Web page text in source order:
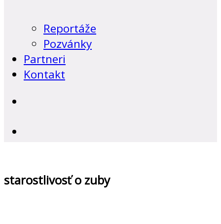
Reportáže
Pozvánky
Partneri
Kontakt
starostlivosť o zuby